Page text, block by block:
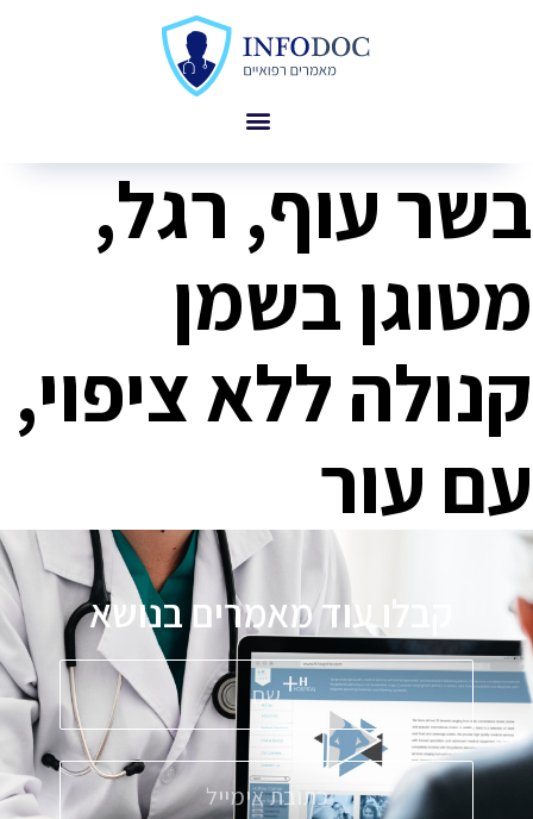
בשר עוף, רגל,
מטוגן בשמן
קנולה ללא ציפוי,
עם עור
קבלו עוד מאמרים בנושא